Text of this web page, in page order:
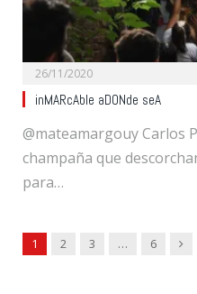
26/11/2020
inMARcAble aDONde seA
@mateamargouy Carlos
champaña que
para…
1 2 3 … 6 Next